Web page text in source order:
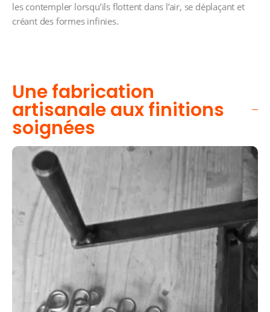
les contempler lorsqu’ils flottent dans l’air, se déplaçant et
créant des formes infinies.
Une fabrication
artisanale aux finitions
soignées